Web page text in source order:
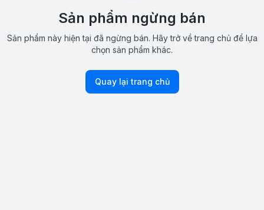
Sản phẩm ngừng bán
Sản phẩm này hiện tại đã ngừng bán. Hãy trở về trang chủ để lựa
chọn sản phẩm khác.
Quay lại trang chủ